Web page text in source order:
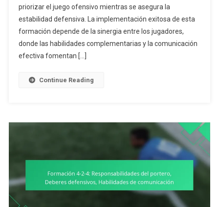
Entre
Jugadores,
Habilidades
priorizar el juego ofensivo mientras se asegura la
estabilidad defensiva. La implementación exitosa de esta
formación depende de la sinergia entre los jugadores,
donde las habilidades complementarias y la comunicación
efectiva fomentan […]
Continue Reading